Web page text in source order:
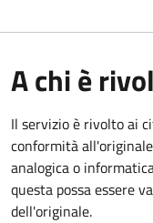
A chi è
Il servizio è rivolto ai
conformità
analogica o
questa possa essere
dell'originale.